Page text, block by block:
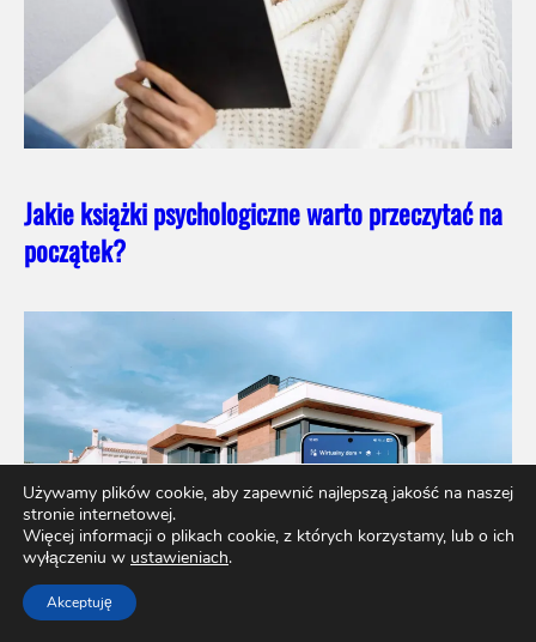
Jakie książki psychologiczne warto przeczytać na
początek?
Używamy plików cookie, aby zapewnić najlepszą jakość na naszej
stronie internetowej.
Więcej informacji o plikach cookie, z których korzystamy, lub o ich
wyłączeniu w ustawieniach.
Akceptuję